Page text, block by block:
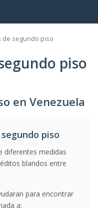
de segundo piso
piso
en Venezuela
piso
diferentes medidas
blandos entre
para encontrar
a: